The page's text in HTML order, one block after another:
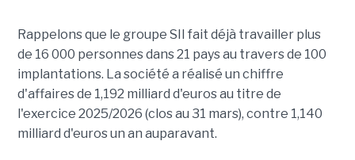
Rappelons que le groupe SII fait déjà travailler plus
de 16 000 personnes dans 21 pays au travers de 100
implantations. La société a réalisé un chiffre
d'affaires de 1,192 milliard d'euros au titre de
l'exercice 2025/2026 (clos au 31 mars), contre 1,140
milliard d'euros un an auparavant.